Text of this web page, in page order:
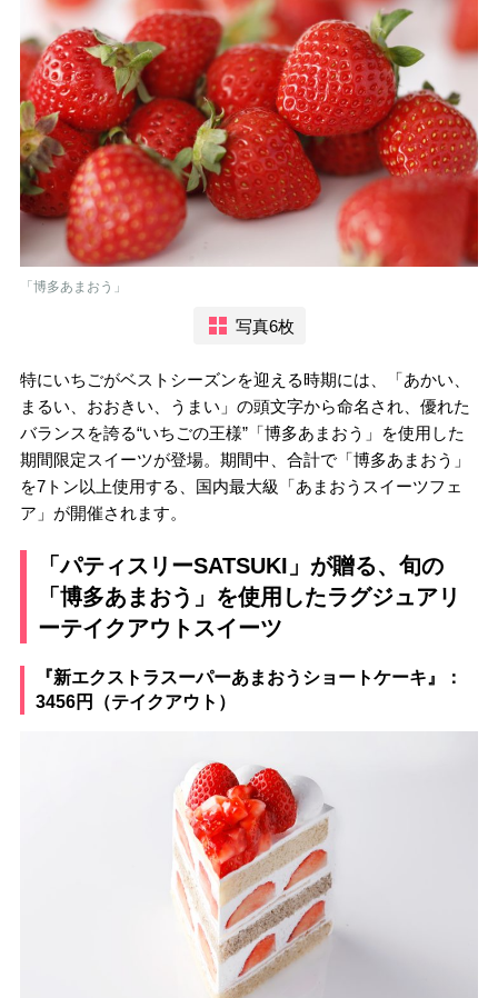
「博多あまおう」
写真6枚
特にいちごがベストシーズンを迎える時期には、「あかい、
まるい、おおきい、うまい」の頭文字から命名され、優れた
バランスを誇る“いちごの王様”「博多あまおう」を使用した
期間限定スイーツが登場。期間中、合計で「博多あまおう」
を7トン以上使用する、国内最大級「あまおうスイーツフェ
ア」が開催されます。
「パティスリーSATSUKI」が贈る、旬の
「博多あまおう」を使用したラグジュアリ
ーテイクアウトスイーツ
『新エクストラスーパーあまおうショートケーキ』：
3456円（テイクアウト）